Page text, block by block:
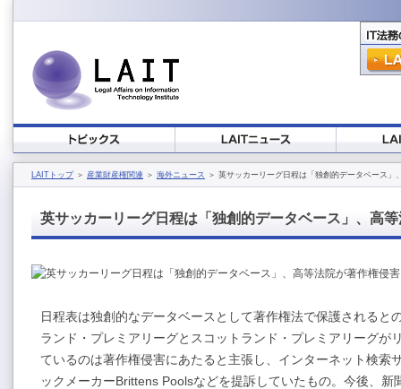
LAITトップ＞ 産業財産権関連 ＞ 海外ニュース ＞ 英サッカーリーグ日程は「独創的データベース」
英サッカーリーグ日程は「独創的データベース」、高
日程表は独創的なデータベースとして著作権法で保護されると
ランド・プレミアリーグとスコットランド・プレミアリーグが
ているのは著作権侵害にあたると主張し、インターネット検索
ックメーカーBrittens Poolsなどを提訴していたもの。今後、新